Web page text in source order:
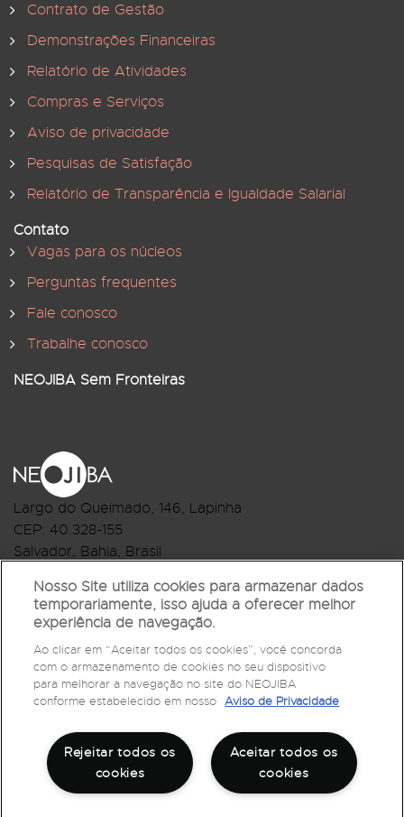
Contrato de Gestão
Demonstrações Financeiras
Relatório de Atividades
Compras e Serviços
Aviso de privacidade
Pesquisas de Satisfação
Relatório de Transparência e Igualdade Salarial
Contato
Vagas para os núcleos
Perguntas frequentes
Fale conosco
Trabalhe conosco
NEOJIBA Sem Fronteiras
Largo do Queimado, 146, Lapinha
CEP: 40.328-155
Salvador, Bahia, Brasil
R.Monte Castelo Nº 62, Bairro Barbalho
CEP: 40.301-210
Salvador, Bahia, Brasil
Telefone:(71) 3032-1073
Nosso Site utiliza cookies para armazenar dados
temporariamente, isso ajuda a oferecer melhor
experiência de navegação.
Ao clicar em “Aceitar todos os cookies”, você concorda
com o armazenamento de cookies no seu dispositivo
para melhorar a navegação no site do NEOJIBA
conforme estabelecido em nosso Aviso de Privacidade
Aceitar todos os
cookies
Rejeitar todos os
cookies